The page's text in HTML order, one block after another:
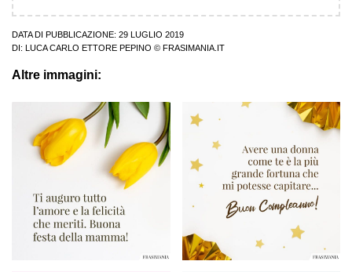
DATA DI PUBBLICAZIONE: 29 LUGLIO 2019
DI:
LUCA CARLO ETTORE PEPINO © FRASIMANIA.IT
Altre immagini: